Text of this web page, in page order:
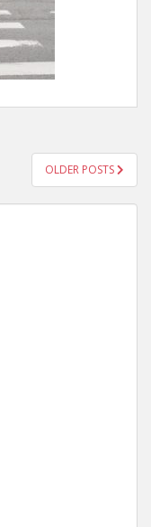
OLDER POSTS